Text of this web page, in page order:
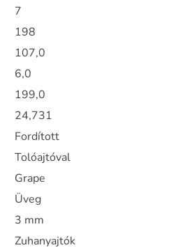
7
198
107,0
6,0
199,0
24,731
Fordított
Tolóajtóval
Grape
Üveg
3 mm
Zuhanyajtók